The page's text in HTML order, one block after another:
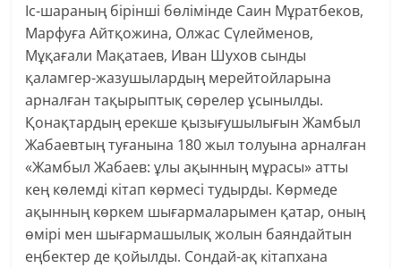
Іс-шараның бірінші бөлімінде Саин Мұратбеков,
Марфуға Айтқожина, Олжас Сүлейменов,
Мұқағали Мақатаев, Иван Шухов сынды
қаламгер-жазушылардың мерейтойларына
арналған тақырыптық сөрелер ұсынылды.
Қонақтардың ерекше қызығушылығын Жамбыл
Жабаевтың туғанына 180 жыл толуына арналған
«Жамбыл Жабаев: ұлы ақынның мұрасы» атты
кең көлемді кітап көрмесі тудырды. Көрмеде
ақынның көркем шығармаларымен қатар, оның
өмірі мен шығармашылық жолын баяндайтын
еңбектер де қойылды. Сондай-ақ кітапхана